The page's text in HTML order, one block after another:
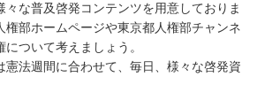
な普及啓発コンテンツを用意しておりま
権部ホームページや東京都人権部チャンネ
ついて考えましょう。
憲法週間に合わせて、毎日、様々な啓発資